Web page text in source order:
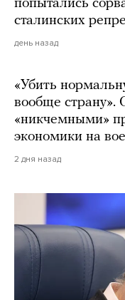
попытались
сталинских
день назад
«Убить
вообще страну».
«никчемными»
экономики на
2 дня назад